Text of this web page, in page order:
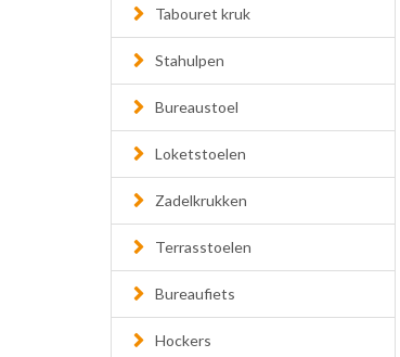
Tabouret kruk
Stahulpen
Bureaustoel
Loketstoelen
Zadelkrukken
Terrasstoelen
Bureaufiets
Hockers